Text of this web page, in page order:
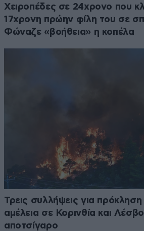
Χειροπέδες σε 24χρονο που
17χρονη πρώην φίλη του σε
Φώναζε «βοήθεια» η κοπέλα
Τρεις συλλήψεις για
αμέλεια σε Κορινθία και
αποτσίγαρο